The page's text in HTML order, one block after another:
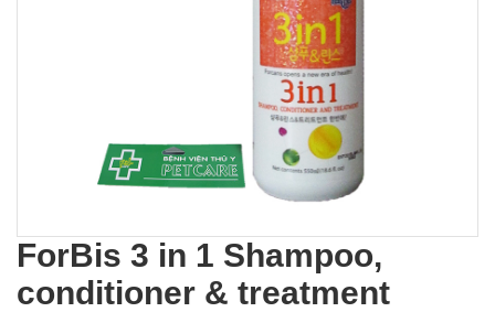
ForBis 3 in 1 Shampoo,
conditioner & treatment